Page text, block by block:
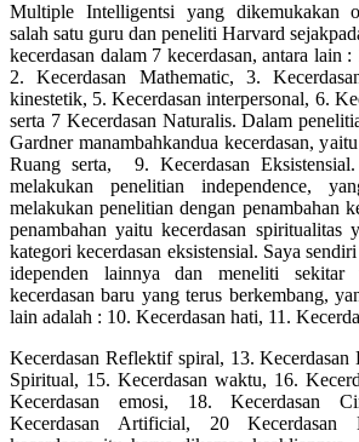
Multiple Intelligentsi yang dikemukakan
salah satu guru dan peneliti Harvard
kecerdasan dalam 7 kecerdasan, antara lain
2. Kecerdasan Mathematic, 3.
kinestetik, 5. Kecerdasan interpersonal, 6.
serta 7 Kecerdasan Naturalis. Dalam
Gardner manambahkandua kecerdasan,
Ruang serta, 9. Kecerdasan
melakukan penelitian independence,
melakukan penelitian dengan penambahan
penambahan yaitu kecerdasan spiritualitas
kategori kecerdasan eksistensial. Saya
idependen lainnya dan meneliti
kecerdasan baru yang terus berkembang,
lain adalah : 10. Kecerdasan hati, 11.
Kecerdasan Reflektif spiral, 13. Kecerdasan
Spiritual, 15. Kecerdasan waktu, 16.
Kecerdasan emosi, 18. Kecerdasan
Kecerdasan Artificial, 20 Kecerdasan